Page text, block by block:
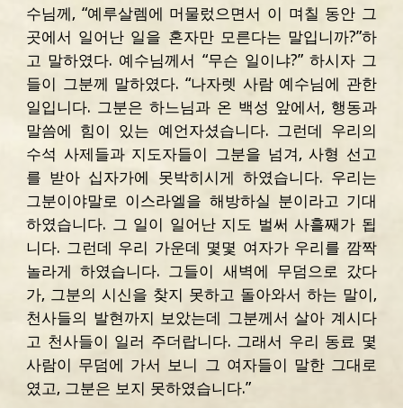
수님께, “예루살렘에 머물렀으면서 이 며칠 동안 그
곳에서 일어난 일을 혼자만 모른다는 말입니까?”하
고 말하였다. 예수님께서 “무슨 일이냐?” 하시자 그
들이 그분께 말하였다. “나자렛 사람 예수님에 관한
일입니다. 그분은 하느님과 온 백성 앞에서, 행동과
말씀에 힘이 있는 예언자셨습니다. 그런데 우리의
수석 사제들과 지도자들이 그분을 넘겨, 사형 선고
를 받아 십자가에 못박히시게 하였습니다. 우리는
그분이야말로 이스라엘을 해방하실 분이라고 기대
하였습니다. 그 일이 일어난 지도 벌써 사흘째가 됩
니다. 그런데 우리 가운데 몇몇 여자가 우리를 깜짝
놀라게 하였습니다. 그들이 새벽에 무덤으로 갔다
가, 그분의 시신을 찾지 못하고 돌아와서 하는 말이,
천사들의 발현까지 보았는데 그분께서 살아 계시다
고 천사들이 일러 주더랍니다. 그래서 우리 동료 몇
사람이 무덤에 가서 보니 그 여자들이 말한 그대로
였고, 그분은 보지 못하였습니다.”